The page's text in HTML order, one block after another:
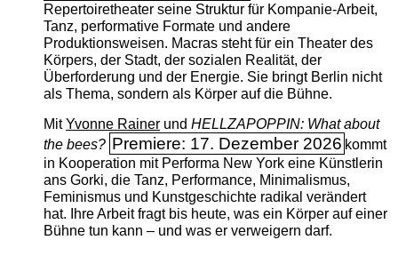
Repertoiretheater seine Struktur für Kompanie-Arbeit,
Tanz, performative Formate und andere
Produktionsweisen. Macras steht für ein Theater des
Körpers, der Stadt, der sozialen Realität, der
Überforderung und der Energie. Sie bringt Berlin nicht
als Thema, sondern als Körper auf die Bühne.
MitYvonne Rainerund HELLZAPOPPIN: What about
the bees? Premiere: 17. Dezember 2026 kommt
in Kooperation mit Performa New York eine Künstlerin
ans Gorki, die Tanz, Performance, Minimalismus,
Feminismus und Kunstgeschichte radikal verändert
hat. Ihre Arbeit fragt bis heute, was ein Körper auf einer
Bühne tun kann – und was er verweigern darf.